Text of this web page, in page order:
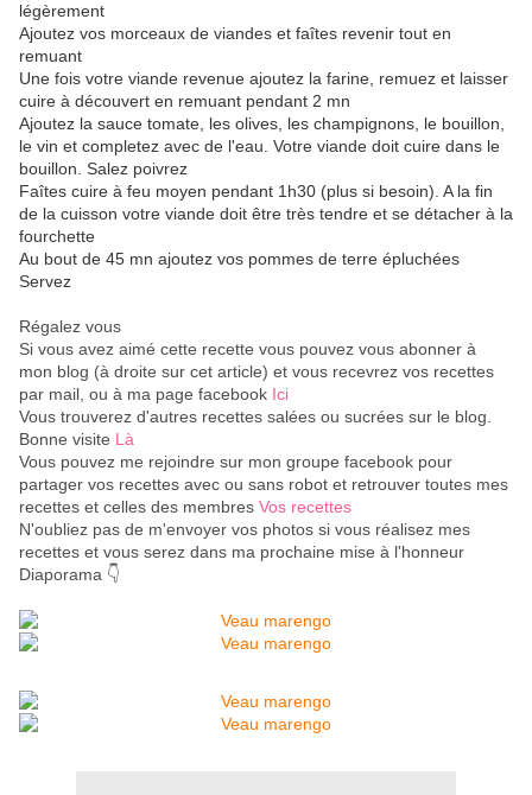
légèrement
Ajoutez vos morceaux de viandes et faîtes revenir tout en
remuant
Une fois votre viande revenue ajoutez la farine, remuez et laisser
cuire à découvert en remuant pendant 2 mn
Ajoutez la sauce tomate, les olives, les champignons, le bouillon,
le vin et completez avec de l'eau. Votre viande doit cuire dans le
bouillon. Salez poivrez
Faîtes cuire à feu moyen pendant 1h30 (plus si besoin). A la fin
de la cuisson votre viande doit être très tendre et se détacher à la
fourchette
Au bout de 45 mn ajoutez vos pommes de terre épluchées
Servez
Régalez vous
Si vous avez aimé cette recette vous pouvez vous abonner à
mon blog (à droite sur cet article) et vous recevrez vos recettes
par mail, ou à ma page facebook Ici
Vous trouverez d'autres recettes salées ou sucrées sur le blog.
Bonne visite Là
Vous pouvez me rejoindre sur mon groupe facebook pour
partager vos recettes avec ou sans robot et retrouver toutes mes
recettes et celles des membres Vos recettes
N'oubliez pas de m'envoyer vos photos si vous réalisez mes
recettes et vous serez dans ma prochaine mise à l'honneur
Diaporama 👇